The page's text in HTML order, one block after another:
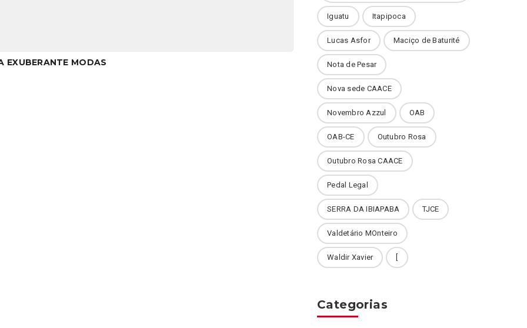
EXUBERANTE MODAS
Iguatu Itapipoca
Lucas Asfor Maciço de Baturité
Nota de Pesar
Nova sede CAACE
Novembro Azzul OAB
OAB-CE Outubro Rosa
Outubro Rosa CAACE
Pedal Legal
SERRA DA IBIAPABA TJCE
Valdetário MOnteiro
Waldir Xavier
Categorias